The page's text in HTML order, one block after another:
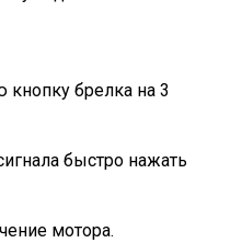
брелка на 3
быстро нажать
мотора.